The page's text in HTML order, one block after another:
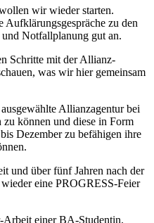
wir wieder starten.
Aufklärungsgespräche zu den
Notfallplanung gut an.
Schritte mit der Allianz-
was wir hier gemeinsam
Allianzagentur bei
können und diese in Form
Dezember zu befähigen ihre
und über fünf Jahren nach der
eine PROGRESS-Feier
einer BA-Studentin.